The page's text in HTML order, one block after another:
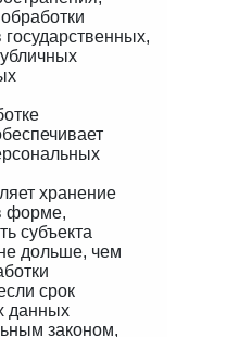
хранение
форме,
субъекта
дольше, чем
срок
данных
законом,